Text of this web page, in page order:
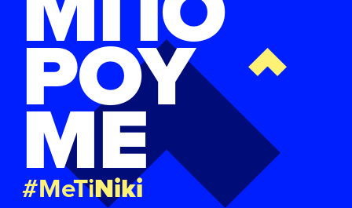
ΡΟΥ
ΜΕ
#MeTiNiki